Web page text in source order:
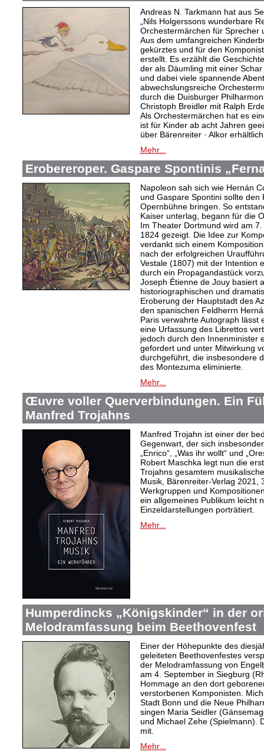
Andreas N. Tarkmann hat aus
„Nils Holgerssons wunderbare
Orchestermärchen für Sprecher
Aus dem umfangreichen
gekürztes und für den
erstellt. Es erzählt die
der als Däumling mit einer
und dabei viele spannende
abwechslungsreiche
durch die Duisburger
Christoph Breidler mit Ralph
Als Orchestermärchen hat es
ist für Kinder ab acht Jahren
über Bärenreiter · Alkor
Mehr...
Erobereroper. Gaspare Spontinis
Napoleon sah sich wie Hernán
und Gaspare Spontini sollte den
Opernbühne bringen. So
Kaiser unterlag, begann für die
Im Theater Dortmund wird am
1824 gezeigt. Die Idee zur
verdankt sich einem
nach der erfolgreichen
Vestale (1807) mit der Intention
durch ein Propagandastück
Joseph Étienne de Jouy basiert
historiographischen und
Eroberung der Hauptstadt des
den spanischen Feldherrn
Paris verwahrte Autograph lässt
eine Urfassung des Librettos
jedoch durch den Innenminister
gefordert und unter Mitwirkung
durchgeführt, die insbesondere
des Montezuma eliminierte.
Mehr...
Œuvre voller Querverbindungen. Ein
Manfred Trojahns
Manfred Trojahn ist einer der
Gegenwart, der sich
„Enrico“, „Was ihr wollt“ und
Robert Maschka legt nun die
Trojahns gesamtem
Musik, Bärenreiter-Verlag 2021,
Werkgruppen und
ein allgemeines Publikum leicht
Einzeldarstellungen porträtiert.
Mehr...
Humperdincks „Königskinder“ in der
Melodramfassung beim Beethovenfest
Einer der Höhepunkte des
geleiteten Beethovenfestes
der Melodramfassung von
am 4. September in Siegburg
Hommage an den dort
verstorbenen Komponisten.
Stadt Bonn und die Neue
singen Maria Seidler
und Michael Zehe (Spielmann).
mit.
Mehr...